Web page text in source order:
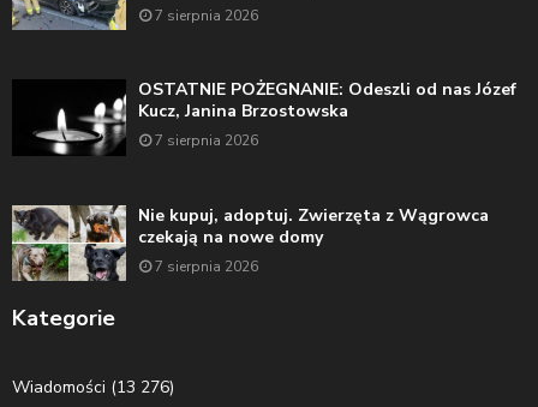
7 sierpnia 2026
OSTATNIE POŻEGNANIE: Odeszli od nas Józef
Kucz, Janina Brzostowska
7 sierpnia 2026
Nie kupuj, adoptuj. Zwierzęta z Wągrowca
czekają na nowe domy
7 sierpnia 2026
Kategorie
Wiadomości (13 276)